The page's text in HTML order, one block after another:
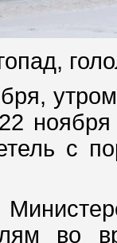
ноября
с
во